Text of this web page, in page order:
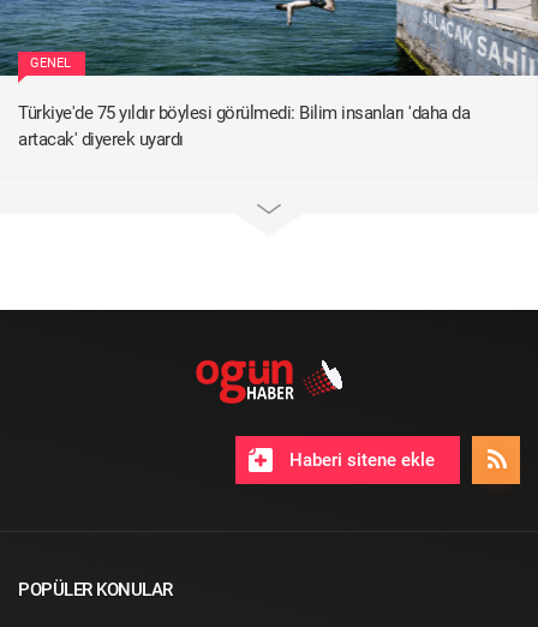
GENEL
Türkiye'de 75 yıldır böylesi görülmedi: Bilim insanları 'daha da
artacak' diyerek uyardı
Haberi sitene ekle
POPÜLER KONULAR